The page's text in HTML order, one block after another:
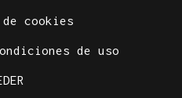
cookies
de uso